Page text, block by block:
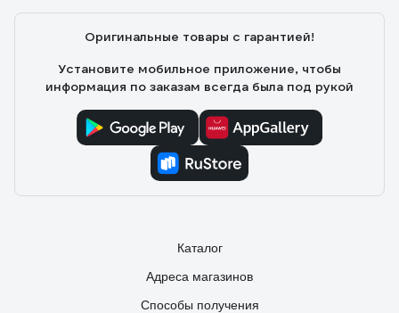
Оригинальные товары с гарантией!
Установите мобильное приложение, чтобы
информация по заказам всегда была под рукой
Каталог
Адреса магазинов
Способы получения